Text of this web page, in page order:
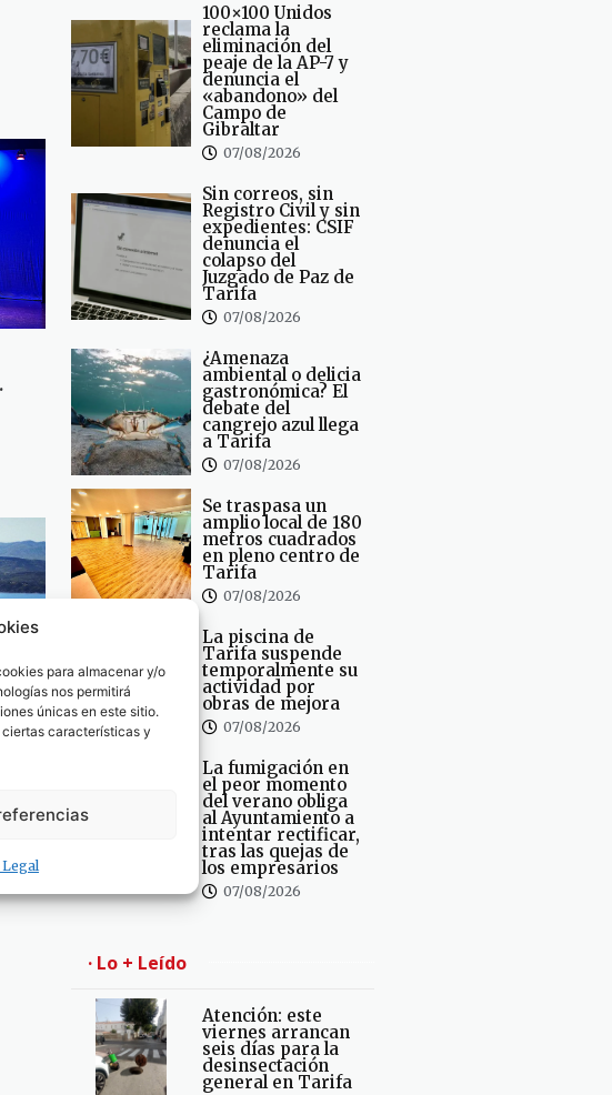
para almacenar y/o
nos permitirá
únicas en este sitio.
características y
100×100 Unidos
reclama la
eliminación del
peaje de la AP-7 y
denuncia el
«abandono» del
Campo de
Gibraltar
07/08/2026
Sin correos, sin
Registro Civil y sin
expedientes: CSIF
denuncia el
colapso del
Juzgado de Paz de
Tarifa
07/08/2026
¿Amenaza
ambiental o delicia
gastronómica? El
debate del
cangrejo azul llega
a Tarifa
07/08/2026
Se traspasa un
amplio local de 180
metros cuadrados
en pleno centro de
Tarifa
07/08/2026
La piscina de
Tarifa suspende
temporalmente su
actividad por
obras de mejora
07/08/2026
La fumigación en
el peor momento
del verano obliga
al Ayuntamiento a
intentar rectificar,
tras las quejas de
los empresarios
07/08/2026
· Lo + Leído
Atención: este
viernes arrancan
seis días para la
desinsectación
general en Tarifa